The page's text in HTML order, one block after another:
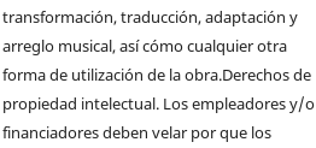
transformación, traducción, adaptación y
arreglo musical, así cómo cualquier otra
forma de utilización de la obra.Derechos de
propiedad intelectual. Los empleadores y/o
financiadores deben velar por que los